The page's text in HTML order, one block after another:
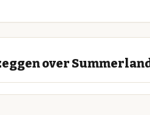
over